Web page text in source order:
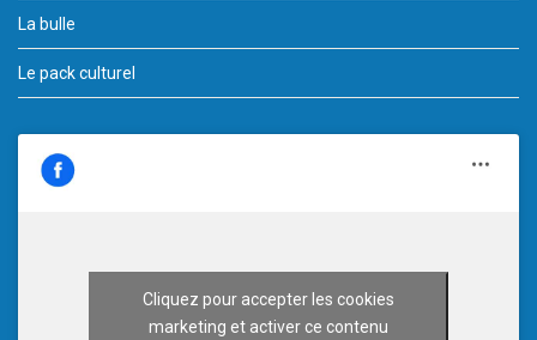
La bulle
Le pack culturel
Cliquez pour accepter les cookies
marketing et activer ce contenu